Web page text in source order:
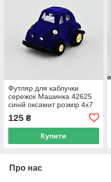
Футляр для каблучки
сережок Машинка 42625
синій оксамит розмір 4х7
125 ₴
Купити
Про нас